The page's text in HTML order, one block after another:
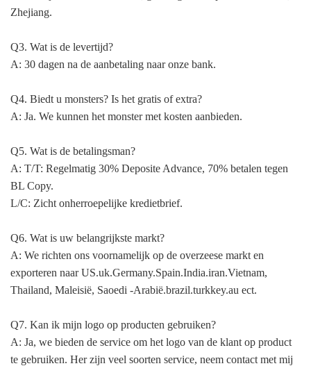
Zhejiang.
Q3. Wat is de levertijd?
A: 30 dagen na de aanbetaling naar onze bank.
Q4. Biedt u monsters? Is het gratis of extra?
A: Ja. We kunnen het monster met kosten aanbieden.
Q5. Wat is de betalingsman?
A: T/T: Regelmatig 30% Deposite Advance, 70% betalen tegen
BL Copy.
L/C: Zicht onherroepelijke kredietbrief.
Q6. Wat is uw belangrijkste markt?
A: We richten ons voornamelijk op de overzeese markt en
exporteren naar US.uk.Germany.Spain.India.iran.Vietnam,
Thailand, Maleisië, Saoedi -Arabië.brazil.turkkey.au ect.
Q7. Kan ik mijn logo op producten gebruiken?
A: Ja, we bieden de service om het logo van de klant op product
te gebruiken. Her zijn veel soorten service, neem contact met mij